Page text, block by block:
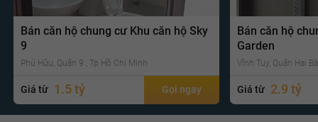
Bán căn hộ chung cư Khu căn hộ Sky
9
Phú Hữu, Quận 9 , Tp Hồ Chí Minh
Giá từ 1.5 tỷ Gọi ngay
Bán căn hộ
Garden
Vĩnh Tuy, Quận Hai
Giá từ 2.9 tỷ